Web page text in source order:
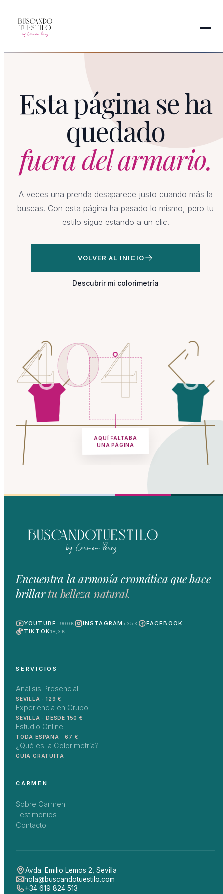
Esta página se ha
quedado
fuera del armario.
A veces una prenda desaparece justo cuando más la
buscas. Con esta página ha pasado lo mismo, pero tu
estilo sigue estando a un clic.
VOLVER AL INICIO
Descubrir mi colorimetría
404
AQUÍ FALTABA
UNA PÁGINA
Encuentra la armonía cromática que hace
brillartu belleza natural.
YOUTUBE +900K INSTAGRAM +35K
FACEBOOK
TIKTOK18,3K
SERVICIOS
Análisis Presencial
SEVILLA · 129 €
Experiencia en Grupo
SEVILLA · DESDE 150 €
Estudio Online
TODA ESPAÑA · 67 €
¿Qué es la Colorimetría?
GUÍA GRATUITA
CARMEN
Sobre Carmen
Testimonios
Contacto
Avda. Emilio Lemos 2 Sevilla
hola@buscandotuestilo.com
+34 619 824 513